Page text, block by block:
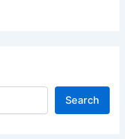
Search